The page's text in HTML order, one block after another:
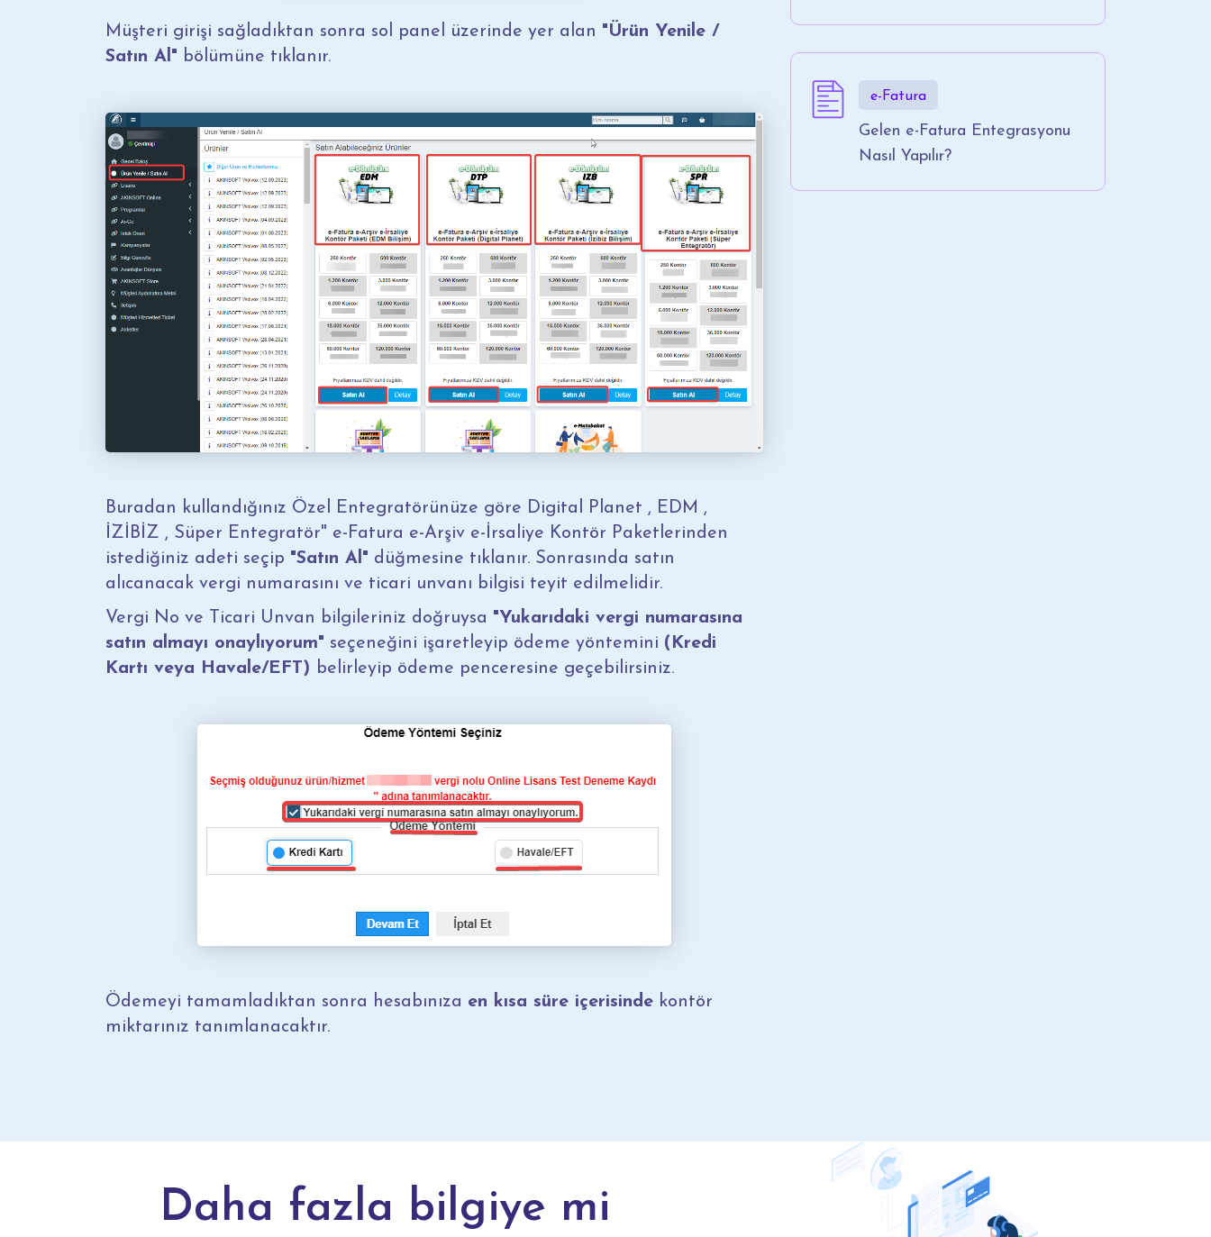
Müşteri girişi sağladıktan sonra sol panel üzerinde yer alan "Ürün Yenile /
Satın Al" bölümüne tıklanır.
Buradan kullandığınız Özel Entegratörünüze göre Digital Planet , EDM ,
İZİBİZ , Süper Entegratör" e-Fatura e-Arşiv e-İrsaliye Kontör Paketlerinden
istediğiniz adeti seçip "Satın Al" düğmesine tıklanır. Sonrasında satın
alıcanacak vergi numarasını ve ticari unvanı bilgisi teyit edilmelidir.
Vergi No ve Ticari Unvan bilgileriniz doğruysa "Yukarıdaki vergi numarasına
satın almayı onaylıyorum" seçeneğini işaretleyip ödeme yöntemini (Kredi
Kartı veya Havale/EFT) belirleyip ödeme penceresine geçebilirsiniz.
Ödemeyi tamamladıktan sonra hesabınıza en kısa süre içerisinde kontör
miktarınız tanımlanacaktır.
e-Fatura
Gelen e-Fatura Entegrasyonu
Nasıl Yapılır?
Daha fazla bilgiye mi